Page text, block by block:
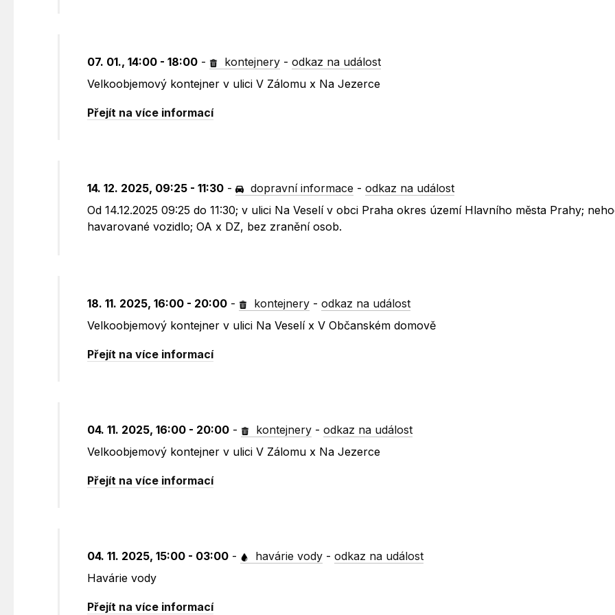
07. 01., 14:00 - 18:00 - kontejnery -odkaz na událost
Velkoobjemový kontejner v ulici V Zálomu x Na Jezerce
Přejít na více informací
14. 12. 2025, 09:25 - 11:30 - dopravní informace -odkaz na událost
Od 14.12.2025 09:25 do 11:30; v ulici Na Veselí v obci Praha okres území Hlavního města Prahy;
havarované vozidlo; OA x DZ, bez zranění osob.
18. 11. 2025, 16:00 - 20:00 - kontejnery -odkaz na událost
Velkoobjemový kontejner v ulici Na Veselí x V Občanském domově
Přejít na více informací
04. 11. 2025, 16:00 - 20:00 - kontejnery -odkaz na událost
Velkoobjemový kontejner v ulici V Zálomu x Na Jezerce
Přejít na více informací
04. 11. 2025, 15:00 - 03:00 - havárie vody -odkaz na událost
Havárie vody
Přejít na více informací